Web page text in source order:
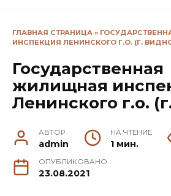
ГЛАВНАЯ СТРАНИЦА »
ИНСПЕКЦИЯ ЛЕНИНСКОГО Г.О. (Г.
Государственная
жилищная
Ленинского г.о.
АВТОР
admin
НА ЧТЕНИЕ
1 мин.
ОПУБЛИКОВАНО
23.08.2021